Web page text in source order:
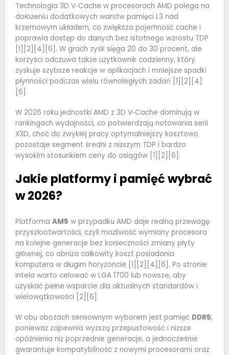
Technologia 3D V‑Cache w procesorach AMD polega na
dołożeniu dodatkowych warstw pamięci L3 nad
krzemowym układem, co zwiększa pojemność cache i
poprawia dostęp do danych bez istotnego wzrostu TDP
[1][2][4][6]. W grach zysk sięga 20 do 30 procent, ale
korzyści odczuwa także użytkownik codzienny, który
zyskuje szybsze reakcje w aplikacjach i mniejsze spadki
płynności podczas wielu równoległych zadań [1][2][4]
[6].
W 2026 roku jednostki AMD z 3D V‑Cache dominują w
rankingach wydajności, co potwierdzają notowania serii
X3D, choć do zwykłej pracy optymalniejszy kosztowo
pozostaje segment średni z niższym TDP i bardzo
wysokim stosunkiem ceny do osiągów [1][2][6].
Jakie platformy i pamięć wybrać
w 2026?
Platforma AM5 w przypadku AMD daje realną przewagę
przyszłootwartości, czyli możliwość wymiany procesora
na kolejne generacje bez konieczności zmiany płyty
głównej, co obniża całkowity koszt posiadania
komputera w długim horyzoncie [1][2][4][6]. Po stronie
Intela warto celować w LGA 1700 lub nowsze, aby
uzyskać pełne wsparcie dla aktualnych standardów i
wielowątkowości [2][6].
W obu obozach sensownym wyborem jest pamięć DDR5,
ponieważ zapewnia wyższą przepustowość i niższe
opóźnienia niż poprzednie generacje, a jednocześnie
gwarantuje kompatybilność z nowymi procesorami oraz